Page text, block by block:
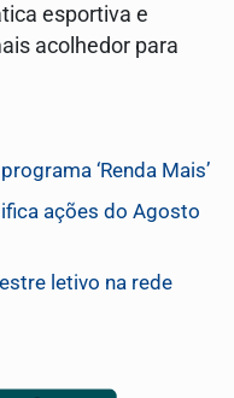
esportiva e
acolhedor para
‘Renda Mais’
ações do Agosto
letivo na rede